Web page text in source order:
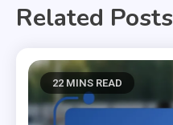
Related Posts
22 MINS READ